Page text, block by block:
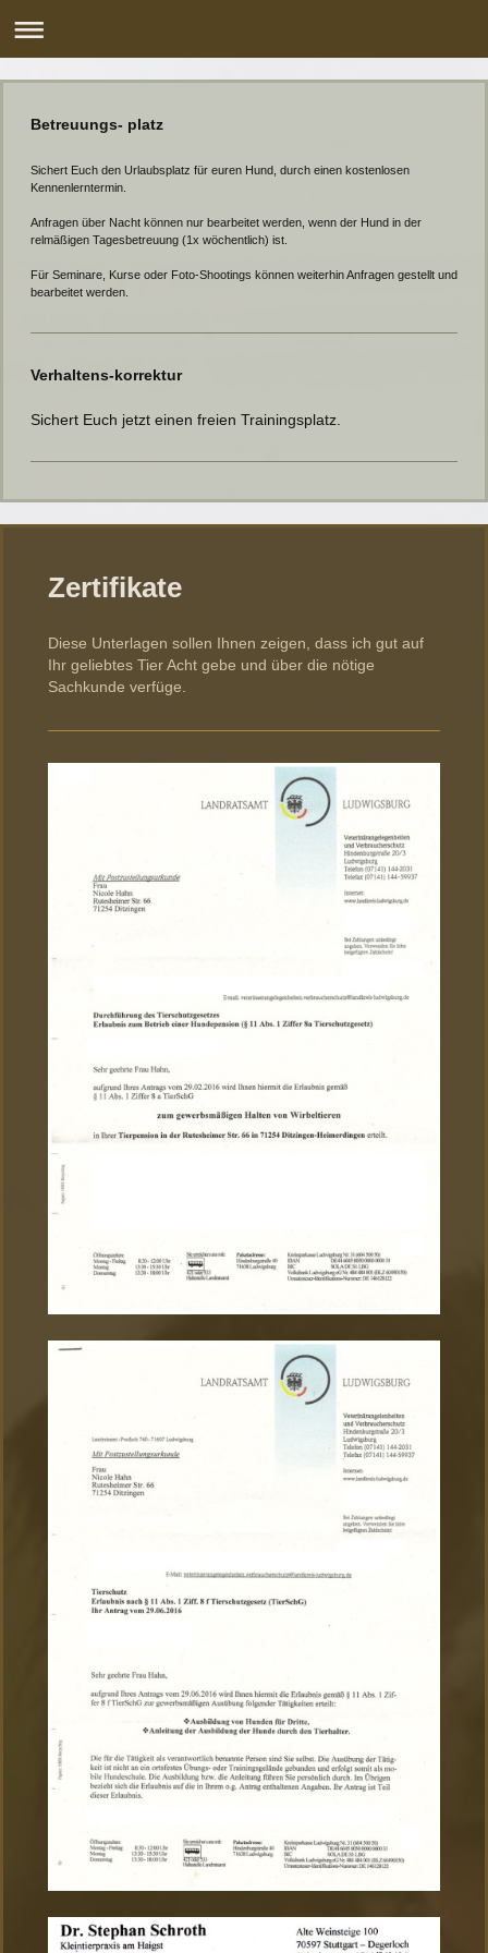
Betreuungs- platz
Sichert Euch den Urlaubsplatz für euren Hund, durch einen kostenlosen
Kennenlerntermin.
Anfragen über Nacht können nur bearbeitet werden, wenn der Hund in der
relmäßigen Tagesbetreuung (1x wöchentlich) ist.
Für Seminare, Kurse oder Foto-Shootings können weiterhin Anfragen gestellt und
bearbeitet werden.
Verhaltens-korrektur
Sichert Euch jetzt einen freien Trainingsplatz.
Zertifikate
Diese Unterlagen sollen Ihnen zeigen, dass ich gut auf
Ihr geliebtes Tier Acht gebe und über die nötige
Sachkunde verfüge.